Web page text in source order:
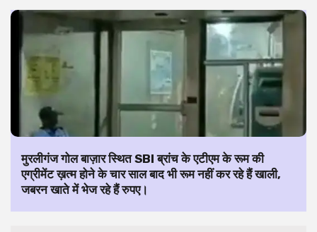
मुरलीगंज गोल बाज़ार स्थित SBI ब्रांच के एटीएम के रूम की
एग्रीमेंट ख़त्म होने के चार साल बाद भी रूम नहीं कर रहे हैं खाली,
जबरन खाते में भेज रहे हैं रुपए।